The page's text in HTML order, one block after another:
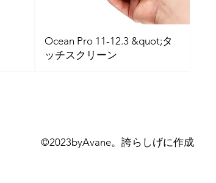
Ocean Pro 11-12.3 &quot;タ
ッチスクリーン
©2023byAvane。誇らしげに作成